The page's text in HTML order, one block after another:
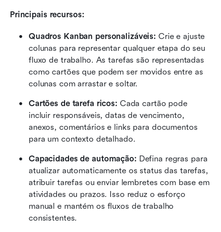
Principais recursos:
Quadros Kanban personalizáveis: Crie e ajuste
colunas para representar qualquer etapa do seu
fluxo de trabalho. As tarefas são representadas
como cartões que podem ser movidos entre as
colunas com arrastar e soltar.
Cartões de tarefa ricos: Cada cartão pode
incluir responsáveis, datas de vencimento,
anexos, comentários e links para documentos
para um contexto detalhado.
Capacidades de automação: Defina regras para
atualizar automaticamente os status das tarefas,
atribuir tarefas ou enviar lembretes com base em
atividades ou prazos. Isso reduz o esforço
manual e mantém os fluxos de trabalho
consistentes.